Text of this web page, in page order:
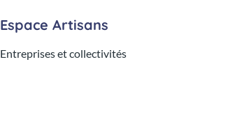
Espace Artisans
Entreprises et collectivités